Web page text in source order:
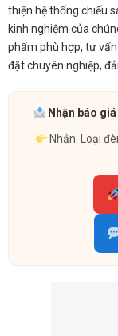
thiện hệ thống chiếu
kinh nghiệm của
phẩm phù hợp, tư
đặt chuyên nghiệp,
Nhận báo
Nhắn: Loại